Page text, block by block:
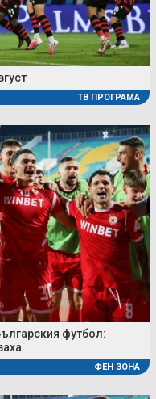
ТВ ПРОГРАМА
футбол:
ФЕН ЗОНА